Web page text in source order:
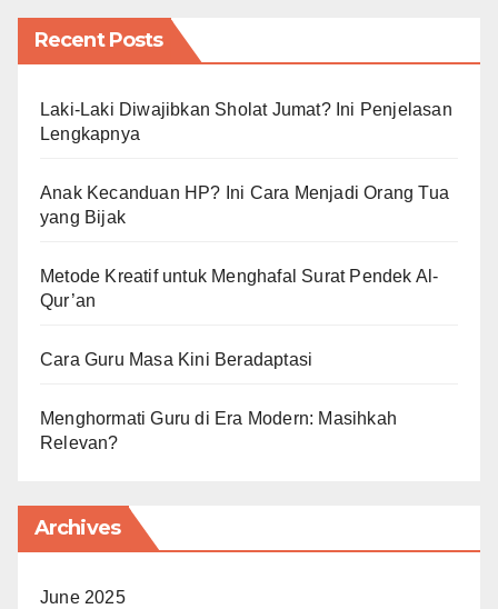
Recent Posts
Laki-Laki Diwajibkan Sholat Jumat? Ini Penjelasan
Lengkapnya
Anak Kecanduan HP? Ini Cara Menjadi Orang Tua
yang Bijak
Metode Kreatif untuk Menghafal Surat Pendek Al-
Qur’an
Cara Guru Masa Kini Beradaptasi
Menghormati Guru di Era Modern: Masihkah
Relevan?
Archives
June 2025